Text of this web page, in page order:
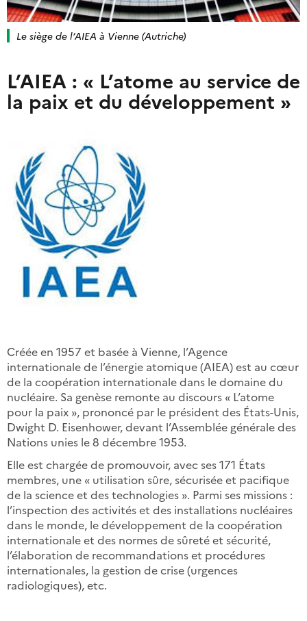
Le siège de l’AIEA à Vienne (Autriche)
L’AIEA : « L’atome au service de
la paix et du développement »
Créée en 1957 et basée à Vienne, l’Agence
internationale de l’énergie atomique (AIEA) est au cœur
de la coopération internationale dans le domaine du
nucléaire. Sa genèse remonte au discours « L’atome
pour la paix », prononcé par le président des États-Unis,
Dwight D. Eisenhower, devant l’Assemblée générale des
Nations unies le 8 décembre 1953.
Elle est chargée de promouvoir, avec ses 171 États
membres, une « utilisation sûre, sécurisée et pacifique
de la science et des technologies ». Parmi ses missions :
l’inspection des activités et des installations nucléaires
dans le monde, le développement de la coopération
internationale et des normes de sûreté et sécurité,
l’élaboration de recommandations et procédures
internationales, la gestion de crise (urgences
radiologiques), etc.